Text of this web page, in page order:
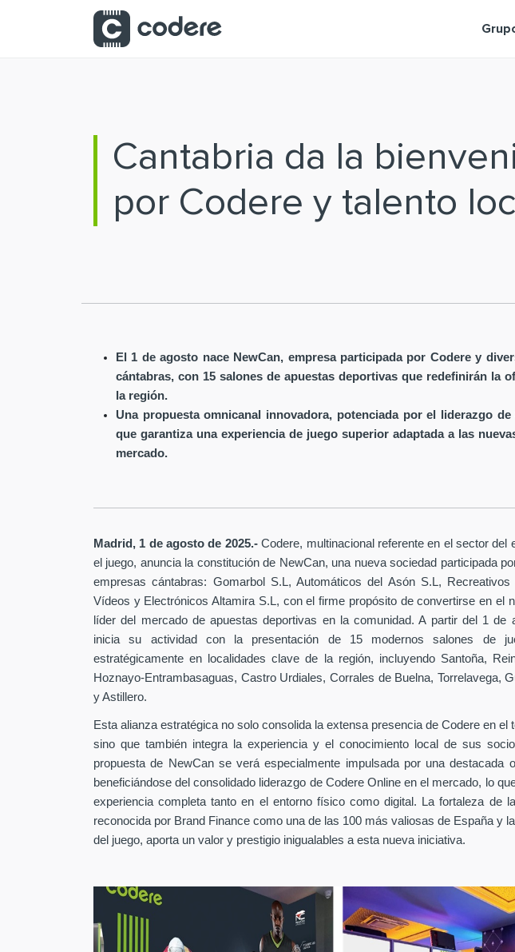
Saltar al contenido principal
Cantabria da la
por Codere y talento
El 1 de agosto nace NewCan, empresa participada por Codere y
cántabras, con 15 salones de apuestas deportivas que redefinirán la
la región.
Una propuesta omnicanal innovadora, potenciada por el liderazgo de
que garantiza una experiencia de juego superior adaptada a las
mercado.
Madrid, 1 de agosto de 2025.-Codere, multinacional referente en el sector del
el juego, anuncia la constitución de NewCan, una nueva sociedad participada
empresas cántabras: Gomarbol S.L, Automáticos del Asón S.L,
Vídeos y Electrónicos Altamira S.L, con el firme propósito de convertirse en el
líder del mercado de apuestas deportivas en la comunidad. A partir del 1 de
inicia su actividad con la presentación de 15 modernos salones de
estratégicamente en localidades clave de la región, incluyendo Santoña,
Hoznayo-Entrambasaguas, Castro Urdiales, Corrales de Buelna, Torrelavega,
y Astillero.
Esta alianza estratégica no solo consolida la extensa presencia de Codere en el
sino que también integra la experiencia y el conocimiento local de sus
propuesta de NewCan se verá especialmente impulsada por una destacada
beneficiándose del consolidado liderazgo de Codere Online en el mercado, lo
experiencia completa tanto en el entorno físico como digital. La fortaleza de
reconocida por Brand Finance como una de las 100 más valiosas de España y
del juego, aporta un valor y prestigio inigualables a esta nueva iniciativa.